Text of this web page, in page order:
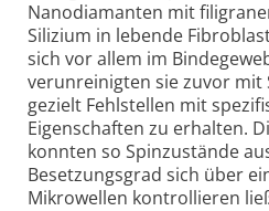
Nanodiamanten mit
Silizium in lebende
sich vor allem im
verunreinigten sie zuvor
gezielt Fehlstellen mit
Eigenschaften zu erhalten.
konnten so Spinzustände
Besetzungsgrad sich über
Mikrowellen kontrollieren